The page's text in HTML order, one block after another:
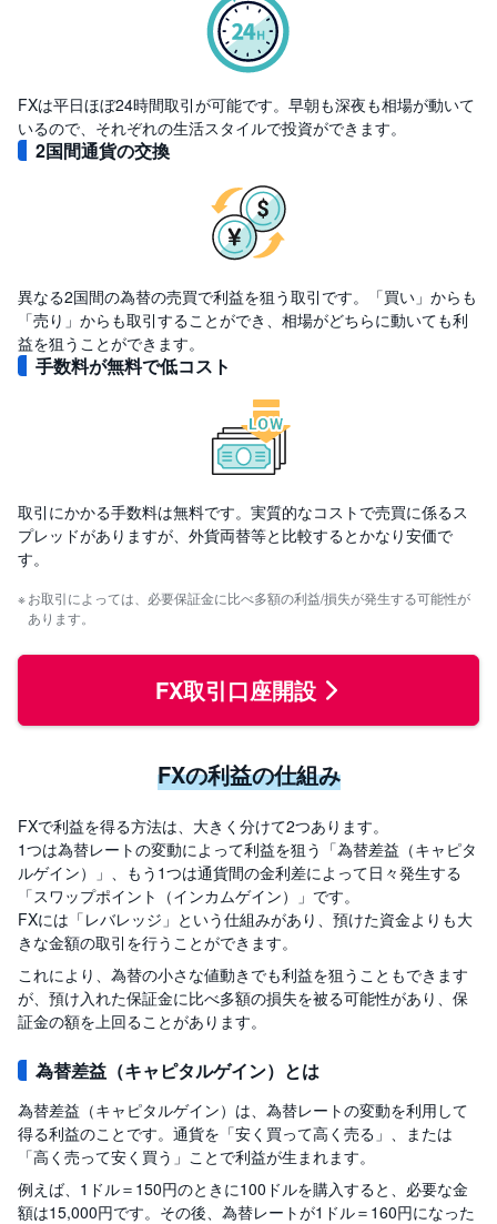
プ
ラ
チ
ナ
取
引
所
C
3
6
5)
店
頭
C
D
セ
・
ト
ー
ク
ン
)
S
BI
ラ
ッ
プ
ロ
ボ
ア
ド
(
R
O
B
O
P
FXは平日ほぼ24時間取引が可能です。早朝も深夜も相場が動いて
いるので、それぞれの生活スタイルで投資ができます。
2国間通貨の交換
異なる2国間の為替の売買で利益を狙う取引です。「買い」からも
「売り」からも取引することができ、相場がどちらに動いても利
益を狙うことができます。
手数料が無料で低コスト
取引にかかる手数料は無料です。実質的なコストで売買に係るス
プレッドがありますが、外貨両替等と比較するとかなり安価で
す。
お取引によっては、必要保証金に比べ多額の利益/損失が発生する可能性が
あります。
FX取引口座開設
FXの利益の仕組み
FXで利益を得る方法は、大きく分けて2つあります。
1つは為替レートの変動によって利益を狙う「為替差益（キャピタ
ルゲイン）」、もう1つは通貨間の金利差によって日々発生する
「スワップポイント（インカムゲイン）」です。
FXには「レバレッジ」という仕組みがあり、預けた資金よりも大
きな金額の取引を行うことができます。
これにより、為替の小さな値動きでも利益を狙うこともできます
が、預け入れた保証金に比べ多額の損失を被る可能性があり、保
証金の額を上回ることがあります。
為替差益（キャピタルゲイン）とは
為替差益（キャピタルゲイン）は、為替レートの変動を利用して
得る利益のことです。通貨を「安く買って高く売る」、または
「高く売って安く買う」ことで利益が生まれます。
例えば、1ドル＝150円のときに100ドルを購入すると、必要な金
額は15,000円です。その後、為替レートが1ドル＝160円になった